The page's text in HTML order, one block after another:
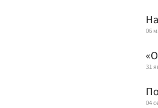
06
31
04